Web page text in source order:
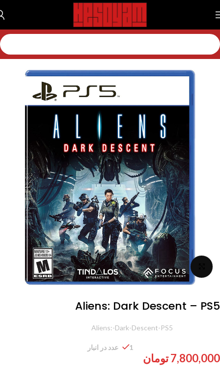
خانه بازی بازی پلی استیشن بازی پلی استیشن 5
برای بزرگنمایی کلیک کنید
Aliens: Dark Descent – PS5
Aliens:-Dark-Descent-PS5
7,800,000تومان
1 عدد در انبار